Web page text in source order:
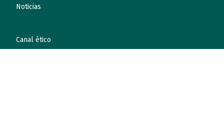
Noticias
Canal ético